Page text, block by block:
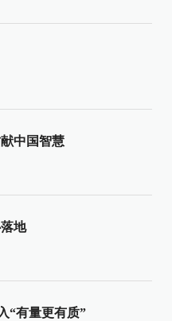
中国智慧
地
“有量更有质”